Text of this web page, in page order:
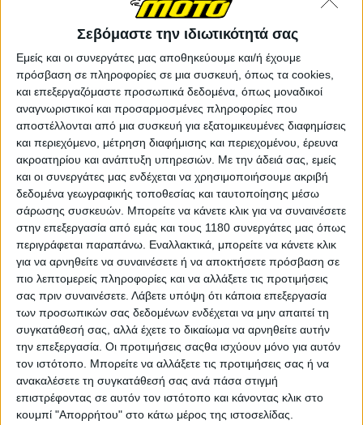
Σεβόμαστε την ιδιωτικότητά σας
Εμείς και οι συνεργάτες μας αποθηκεύουμε και/ή έχουμε
πρόσβαση σε πληροφορίες σε μια συσκευή, όπως τα cookies,
και επεξεργαζόμαστε προσωπικά δεδομένα, όπως μοναδικοί
αναγνωριστικοί και προσαρμοσμένες πληροφορίες που
αποστέλλονται από μια συσκευή για εξατομικευμένες διαφημίσεις
και περιεχόμενο, μέτρηση διαφήμισης και περιεχομένου, έρευνα
ακροατηρίου και ανάπτυξη υπηρεσιών. Με την άδειά σας, εμείς
και οι συνεργάτες μας ενδέχεται να χρησιμοποιήσουμε ακριβή
δεδομένα γεωγραφικής τοποθεσίας και ταυτοποίησης μέσω
σάρωσης συσκευών. Μπορείτε να κάνετε κλικ για να συναινέσετε
στην επεξεργασία από εμάς και τους 1180 συνεργάτες μας όπως
περιγράφεται παραπάνω. Εναλλακτικά, μπορείτε να κάνετε κλικ
για να αρνηθείτε να συναινέσετε ή να αποκτήσετε πρόσβαση σε
πιο λεπτομερείς πληροφορίες και να αλλάξετε τις προτιμήσεις
σας πριν συναινέσετε. Λάβετε υπόψη ότι κάποια επεξεργασία
των προσωπικών σας δεδομένων ενδέχεται να μην απαιτεί τη
συγκατάθεσή σας, αλλά έχετε το δικαίωμα να αρνηθείτε αυτήν
την επεξεργασία. Οι προτιμήσεις σαςθα ισχύουν μόνο για αυτόν
τον ιστότοπο. Μπορείτε να αλλάξετε τις προτιμήσεις σας ή να
ανακαλέσετε τη συγκατάθεσή σας ανά πάσα στιγμή
επιστρέφοντας σε αυτόν τον ιστότοπο και κάνοντας κλικ στο
κουμπί "Απορρήτου" στο κάτω μέρος της ιστοσελίδας.
Υπόλοιπα πρωταθλήματα 13/7/2026
MotoGP: Ο Bradley Smith επιστρέφει ως wildcard
στον βρετανικό γύρο του Silverstone
Ο &nbsp;πρώην αναβάτης GP, θα επιστρέψει στην εκκίνηση
του Βρετανικού Grand Prix, αυτή τη φορά όχι για τα MotoGP,
αλλά στο Harley-Davidson Bagger World Cup. Ο Βρετανός θα
συμμετάσχει ως wildcard στον ...
Υπόλοιπα πρωταθλήματα
Ο Andrea Iannone καλεί τους Casey Stoner και
Valentino Rossi στους αγώνες Baggers!
Η πρώτη εμφάνιση του Andrea Iannone στο Harley-Davidson
Bagger World Cup συνδυάστηκε με νίκη και έντ...
Race News
Harley-Davidson Bagger World Cup - Nίκη με το
καλημέρα ο Andrea Iannone
Πλούσιο θέαμα και δύο συναρπαστικούς αγώνες πρόσφερε ο
δεύτερος γύρος του νεοσύστατου FIM Harley-Dav...